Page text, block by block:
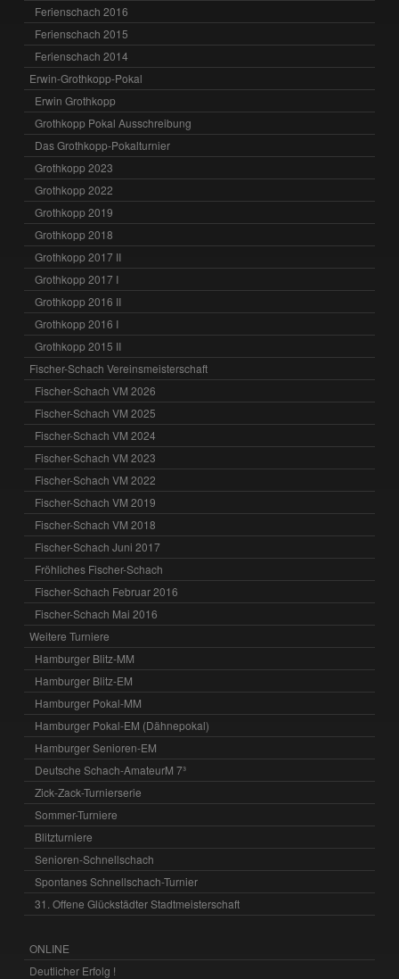
Ferienschach 2016
Ferienschach 2015
Ferienschach 2014
Erwin-Grothkopp-Pokal
Erwin Grothkopp
Grothkopp Pokal Ausschreibung
Das Grothkopp-Pokalturnier
Grothkopp 2023
Grothkopp 2022
Grothkopp 2019
Grothkopp 2018
Grothkopp 2017 II
Grothkopp 2017 I
Grothkopp 2016 II
Grothkopp 2016 I
Grothkopp 2015 II
Fischer-Schach Vereinsmeisterschaft
Fischer-Schach VM 2026
Fischer-Schach VM 2025
Fischer-Schach VM 2024
Fischer-Schach VM 2023
Fischer-Schach VM 2022
Fischer-Schach VM 2019
Fischer-Schach VM 2018
Fischer-Schach Juni 2017
Fröhliches Fischer-Schach
Fischer-Schach Februar 2016
Fischer-Schach Mai 2016
Weitere Turniere
Hamburger Blitz-MM
Hamburger Blitz-EM
Hamburger Pokal-MM
Hamburger Pokal-EM (Dähnepokal)
Hamburger Senioren-EM
Deutsche Schach-AmateurM 7³
Zick-Zack-Turnierserie
Sommer-Turniere
Blitzturniere
Senioren-Schnellschach
Spontanes Schnellschach-Turnier
31. Offene Glückstädter Stadtmeisterschaft
ONLINE
Deutlicher Erfolg !